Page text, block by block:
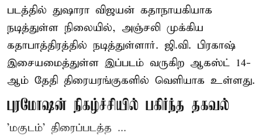
படத்தில் துஷாரா விஜயன் கதாநாயகியாக
நடித்துள்ள நிலையில், அஞ்சலி முக்கிய
கதாபாத்திரத்தில் நடித்துள்ளார். ஜி.வி. பிரகாஷ்
இசையமைத்துள்ள இப்படம் வருகிற ஆகஸ்ட் 14-
ஆம் தேதி திரையரங்குகளில் வெளியாக உள்ளது.
புரமோஷன் நிகழ்ச்சியில் பகிர்ந்த தகவல்
'மகுடம்' திரைப்படத்த ...